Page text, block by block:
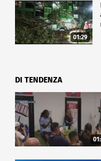
01:29
DI TENDENZA